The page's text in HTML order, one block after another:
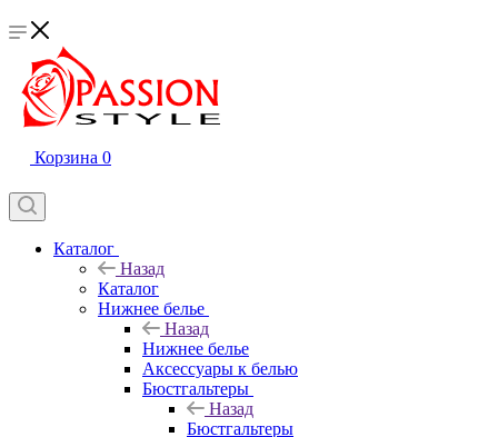
Корзина 0
Каталог
Назад
Каталог
Нижнее белье
Назад
Нижнее белье
Аксессуары к белью
Бюстгальтеры
Назад
Бюстгальтеры